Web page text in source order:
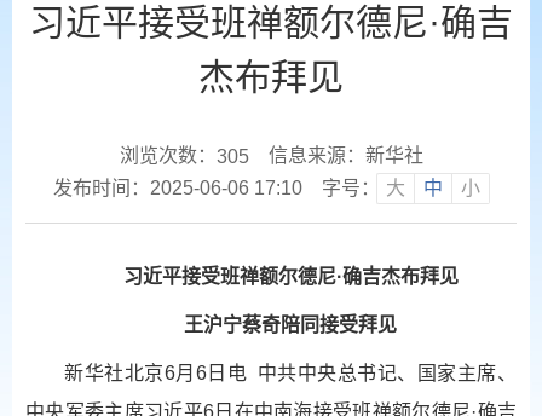
习近平接受班禅额尔德尼·确吉
杰布拜见
浏览次数： 305
信息来源：新华社
发布时间：2025-06-06 17:10
字号： 大 中 小
习近平接受班禅额尔德尼·确吉杰布拜见
王沪宁蔡奇陪同接受拜见
新华社北京6月6日电 中共中央总书记、国家主席、
中央军委主席习近平6日在中南海接受班禅额尔德尼·确吉